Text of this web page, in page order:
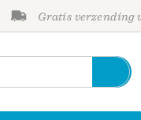
Gratis verzending